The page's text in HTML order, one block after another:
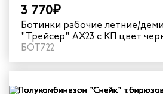
3 770₽
Ботинки рабочие летние/
"Трейсер" AX23 с КП цвет
БОТ722